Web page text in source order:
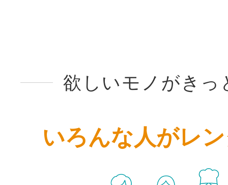
欲しいモノがきっ
いろんな人がレ